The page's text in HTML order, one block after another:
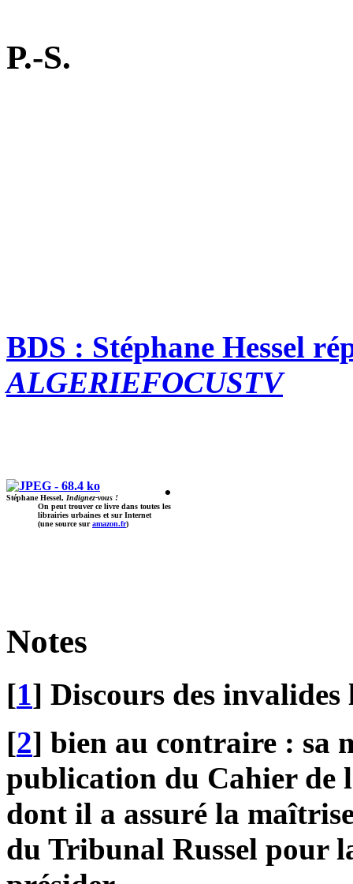
P.-S.
BDS : Stéphane Hessel
ALGERIEFOCUSTV
Stéphane Hessel, Indignez-vous !
On peut trouver ce livre dans toutes les
librairies urbaines et sur Internet
(une source suramazon.fr)
.
Notes
[1] Discours des invalides
[2] bien au contraire : sa
publication du Cahier de
dont il a assuré la
du Tribunal Russel pour